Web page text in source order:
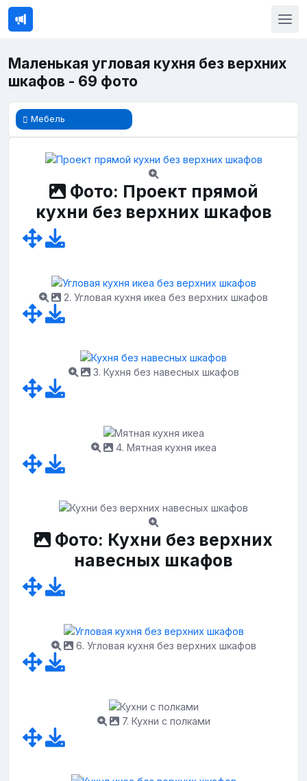
Маленькая угловая кухня без верхних
шкафов - 69 фото
Мебель
Фото: Проект прямой
кухни без верхних шкафов
2. Угловая кухня икеа без верхних шкафов
3. Кухня без навесных шкафов
4. Мятная кухня икеа
Фото: Кухни без верхних
навесных шкафов
6. Угловая кухня без верхних шкафов
7. Кухни с полками